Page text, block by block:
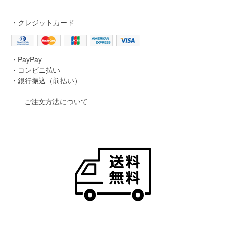
・クレジットカード
・PayPay
・コンビニ払い
・銀行振込（前払い）
ご注文方法について